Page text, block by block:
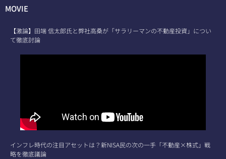
MOVIE
【激論】田端 信太郎氏と弊社高桑が「サラリーマンの不動産投資」につい
て徹底討論
インフレ時代の注目アセットは？新NISA民の次の一手「不動産×株式」戦
略を徹底議論